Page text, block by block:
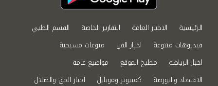
الرئيسية الاخبار العامة التقارير الخاصة
القسم الطبي
فيديوهات متنوعة
اخبار الفن
منوعات مسيحية
اخبار الرياضة
مطبخ الموقع
مواضيع عامة
الاقتصاد والبورصة
كمبيوتر وموبايل اخبار الحق والضلال